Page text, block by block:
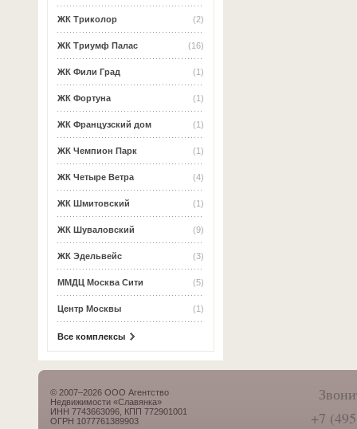
(2)
ЖК Триколор
(16)
ЖК Триумф Палас
(1)
ЖК Фили Град
(1)
ЖК Фортуна
(1)
ЖК Французский дом
(1)
ЖК Чемпион Парк
(4)
ЖК Четыре Ветра
(1)
ЖК Шмитовский
(9)
ЖК Шуваловский
(3)
ЖК Эдельвейс
(5)
ММДЦ Москва Сити
(1)
Центр Москвы
Все комплексы
© 2007–2026 ООО Агентство
Недвижимости «Славянка»
ИНН 7743663096, КПП 772901001
ОГРН 1077761389903
+7